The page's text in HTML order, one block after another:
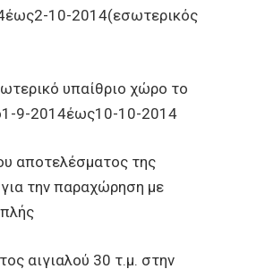
10-2014(εσωτερικός
υπαίθριο χώρο το
9-2014έως10-10-2014
αποτελέσματος της
την παραχώρηση με
αιγιαλού 30 τ.μ. στην